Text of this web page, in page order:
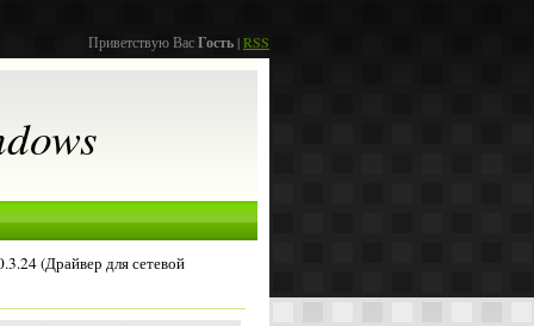
Приветствую ВасГость|RSS
(Драйвер для сетевой